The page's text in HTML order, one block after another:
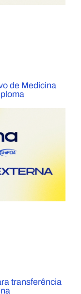
de Medicina
transferência